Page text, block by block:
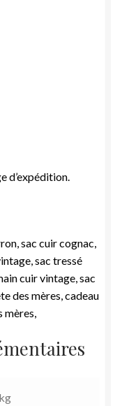
d’expédition.
sac cuir cognac,
sac tressé
cuir vintage, sac
des mères, cadeau
mères,